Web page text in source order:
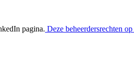
pagina. Deze beheerdersrechten